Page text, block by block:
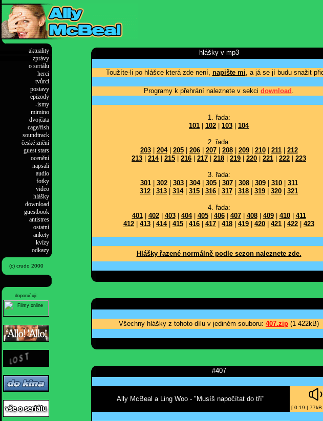
aktuality
zprávy
o seriálu
herci
tvůrci
postavy
epizody
-ismy
mimino
dvojčata
cage/fish
soundtrack
české znění
guest stars
ocenění
napsali
audio
fotky
video
hlášky
download
guestbook
antistres
ostatní
ankety
kvízy
odkazy
(c) crudo 2000
doporučuji:
hlášky v mp3
Toužíte-li po hlášce která zde není, napište mi, a já se jí budu snažit
Programy k přehrání naleznete v sekci download .
1. řada:
101
102 103 104
2. řada:
203| 204| 205| 206| 207| 208| 209| 210| 211| 212
213
214| 215 216 217 218 219 220 221 222 223
3. řada:
301| 302| 303| 304| 305| 307| 308| 309| 310| 311
312
313 314| 315 316 317 318 319 320 321
4. řada:
401| 402| 403| 404| 405| 406| 407| 408| 409| 410| 411
412
413 414| 415 416 417 418 419 420 421 422 423
Hlášky řazené normálně podle sezon naleznete zde.
Všechny hlášky z tohoto dílu v jediném souboru: 407.zip (1 422kB)
#407
Ally McBeal a Ling Woo - "Musíš napočítat do tří"
[ 0:19 | 77kB